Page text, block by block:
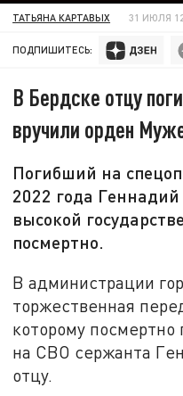
ТАТЬЯНА КАРТАВЫХ 31 ИЮЛЯ
ПОДПИШИТЕСЬ:
В Бердске отцу
вручили орден
Погибший на
2022 года Геннадий
высокой
посмертно.
В администрации
торжественная
которому посмертно
на СВО сержанта
отцу.